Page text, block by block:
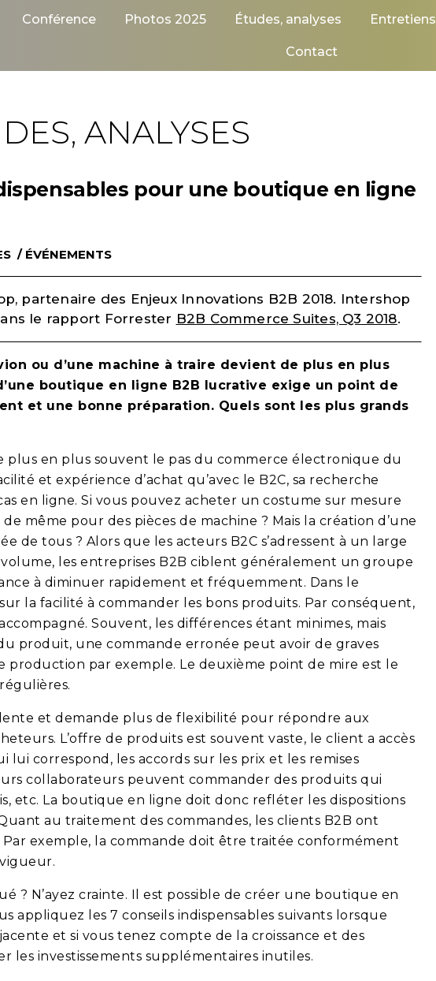
Conférence Photos 2025 Études, analyses Entretiens
Contact
ANALYSES
pour une boutique en ligne
/ ÉVÉNEMENTS
partenaire des Enjeux Innovations B2B 2018. Intershop
le rapport Forrester B2B Commerce Suites, Q3 2018.
ou d’une machine à traire devient de plus en plus
boutique en ligne B2B lucrative exige un point de
et une bonne préparation. Quels sont les plus grands
plus en plus souvent le pas du commerce électronique du
et expérience d’achat qu’avec le B2C, sa recherche
en ligne. Si vous pouvez acheter un costume sur mesure
même pour des pièces de machine ? Mais la création d’une
de tous ? Alors que les acteurs B2C s’adressent à un large
les entreprises B2B ciblent généralement un groupe
à diminuer rapidement et fréquemment. Dans le
la facilité à commander les bons produits. Par conséquent,
Souvent, les différences étant minimes, mais
produit, une commande erronée peut avoir de graves
production par exemple. Le deuxième point de mire est le
et demande plus de flexibilité pour répondre aux
L’offre de produits est souvent vaste, le client a accès
correspond, les accords sur les prix et les remises
collaborateurs peuvent commander des produits qui
etc. La boutique en ligne doit donc refléter les dispositions
au traitement des commandes, les clients B2B ont
Par exemple, la commande doit être traitée conformément
? N’ayez crainte. Il est possible de créer une boutique en
appliquez les 7 conseils indispensables suivants lorsque
et si vous tenez compte de la croissance et des
les investissements supplémentaires inutiles.